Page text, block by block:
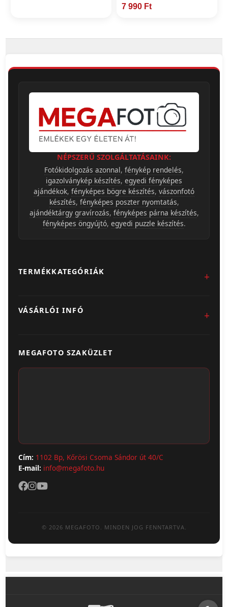
7 990 Ft
NÉPSZERŰ SZOLGÁLTATÁSAINK:
Fotókidolgozás azonnal, fénykép rendelés,
igazolványkép készítés, egyedi fényképes
ajándékok, fényképes bögre készítés, vászonfotó
készítés, fényképes poszter nyomtatás,
ajándéktárgy gravírozás, fényképes párna készítés,
fényképes öngyújtó, egyedi puzzle készítés.
TERMÉKKATEGÓRIÁK
Fotókidolgozás
Poszter & Falikép
Fotónaptár
VÁSÁRLÓI INFÓ
Szállítás & Fizetés
MEGAFOTO SZAKÜZLET
Cím: 1102 Bp, Kőrösi Csoma Sándor út 40/C
E-mail: info@megafoto.hu
© 2026 MEGAFOTO. MINDEN JOG FENNTARTVA.